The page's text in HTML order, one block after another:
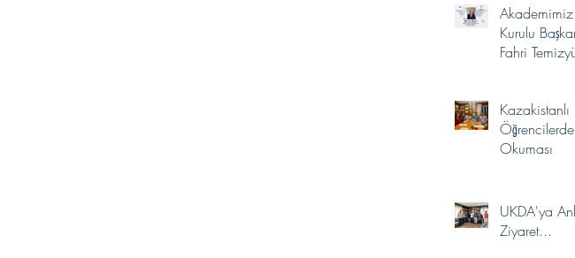
Akademimiz
Kurulu
Fahri
Yakınlaşması
Komitesi
Seçildi.
Kazakistanlı
Okuması
UKDA'ya
Ziyaret...